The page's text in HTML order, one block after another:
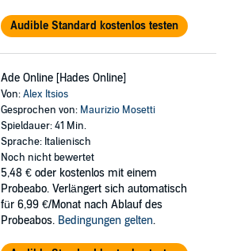
Audible Standard kostenlos testen
Ade Online [Hades Online]
Von:Alex Itsios
Gesprochen von: Maurizio Mosetti
Spieldauer: 41 Min.
Sprache: Italienisch
Noch nicht bewertet
5,48 € oder kostenlos mit einem
Probeabo. Verlängert sich automatisch
für 6,99 €/Monat nach Ablauf des
Probeabos. Bedingungen gelten.